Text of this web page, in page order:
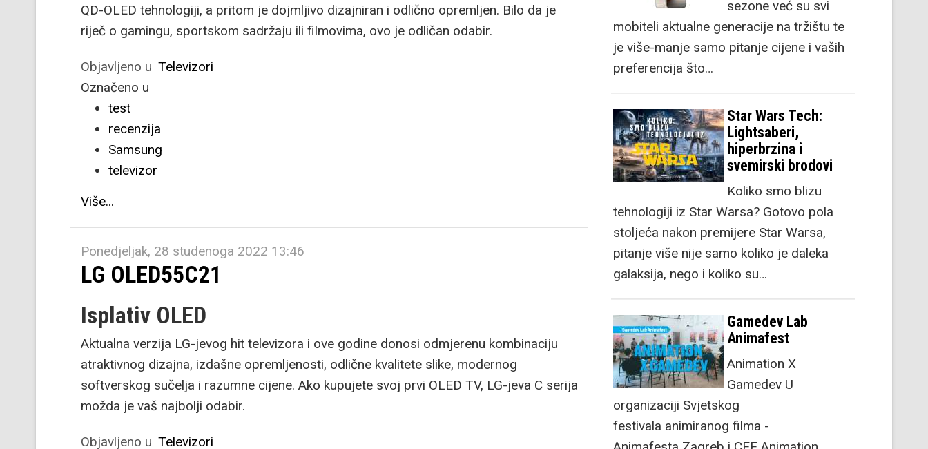
QD-OLED tehnologiji, a pritom je dojmljivo dizajniran i odlično opremljen. Bilo da je
riječ o gamingu, sportskom sadržaju ili filmovima, ovo je odličan odabir.
Objavljeno u Televizori
Označeno u
test
recenzija
Samsung
televizor
Više...
Ponedjeljak, 28 studenoga 2022 13:46
LG OLED55C21
Isplativ OLED
Aktualna verzija LG-jevog hit televizora i ove godine donosi odmjerenu kombinaciju
atraktivnog dizajna, izdašne opremljenosti, odlične kvalitete slike, modernog
softverskog sučelja i razumne cijene. Ako kupujete svoj prvi OLED TV, LG-jeva C serija
možda je vaš najbolji odabir.
Objavljeno u Televizori
sezone već su svi
mobiteli aktualne generacije na tržištu te
je više-manje samo pitanje cijene i vaših
preferencija što…
Star Wars Tech:
Lightsaberi,
hiperbrzina i
svemirski brodovi
Koliko smo blizu
tehnologiji iz Star Warsa? Gotovo pola
stoljeća nakon premijere Star Warsa,
pitanje više nije samo koliko je daleka
galaksija, nego i koliko su…
Gamedev Lab
Animafest
Animation X
Gamedev U
organizaciji Svjetskog
festivala animiranog filma -